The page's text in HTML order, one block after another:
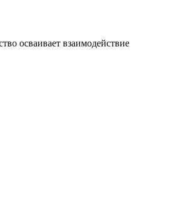
осваивает взаимодействие